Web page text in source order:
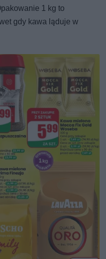
1 kg to
gdy kawa ląduje w